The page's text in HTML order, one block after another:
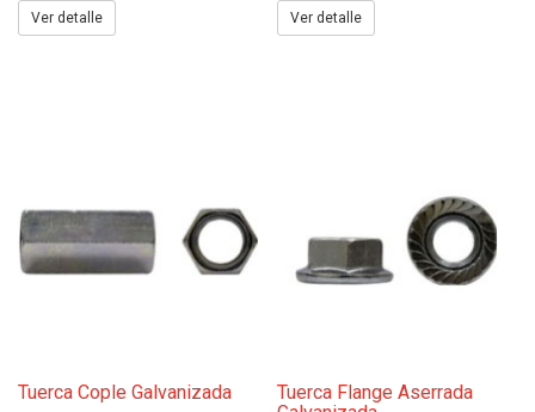
Ver detalle Ver detalle
Tuerca Cople Galvanizada
Tuerca Flange Aserrada